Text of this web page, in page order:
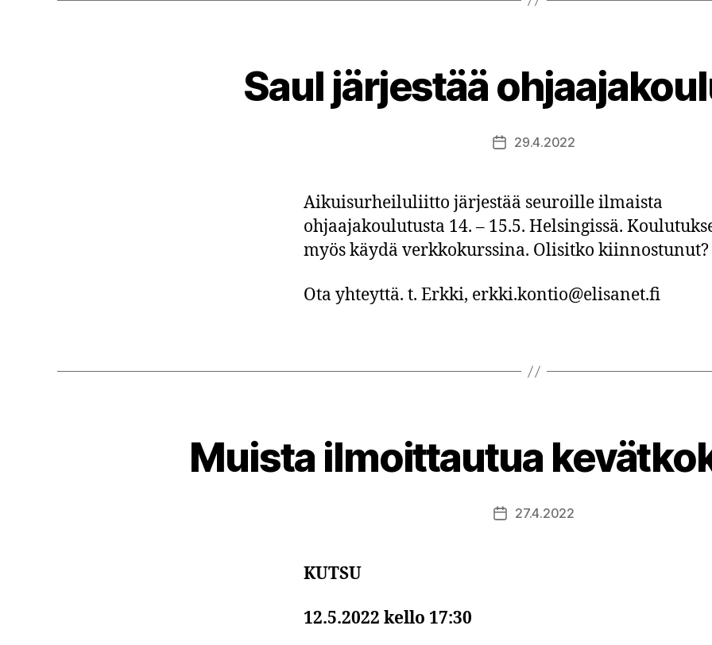
Saul järjestää
Julkaisupäivämäärä
29.4.2022
Aikuisurheiluliitto järjestää seuroille ilmaista
ohjaajakoulutusta 14. – 15.5. Helsingissä.
myös käydä verkkokurssina. Olisitko kiinnostunut?
Ota yhteyttä. t. Erkki, erkki.kontio@elisanet.fi
Muista ilmoittautua
Julkaisupäivämäärä
27.4.2022
KUTSU
12.5.2022 kello 17:30